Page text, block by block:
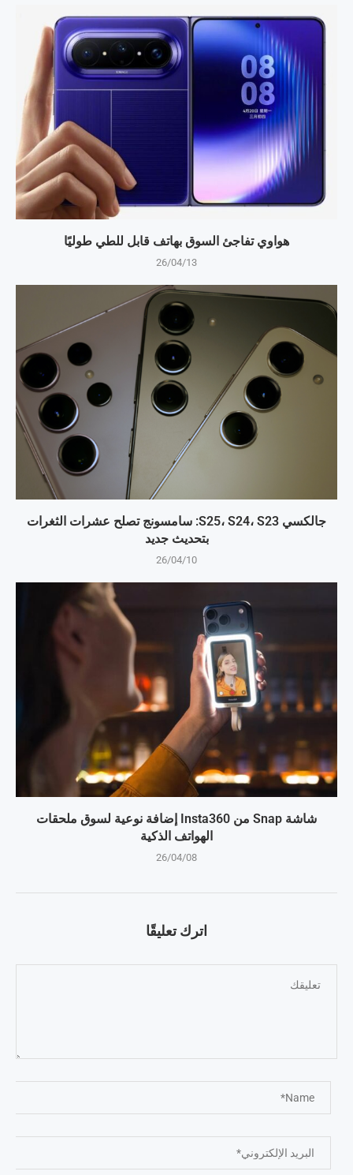
هواوي تفاجئ السوق بهاتف قابل للطي طوليًا
26/04/13
جالكسي S25، S24، S23: سامسونج تصلح عشرات الثغرات
بتحديث جديد
26/04/10
شاشة Snap من Insta360 إضافة نوعية لسوق ملحقات
الهواتف الذكية
26/04/08
اترك تعليقًا